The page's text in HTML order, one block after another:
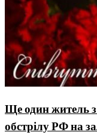
Ще один житель
обстрілу РФ на